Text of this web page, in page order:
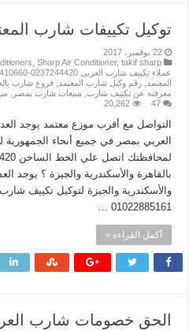
توكيل تكييفات شارب
22 نوفمبر، 2017
,Sharp Air Conditioner,takif sharp
عملاء تكييف شارب العربى 0237244420-01111410660
المعتمد
رقم وكيل شارب المعتمد فروع شارب
معرفته عن تكييف شارب, مبيعات شارب بمصر
47
20,262
التواصل مع أقرب موزع معتمد يوجد
العربي بمصر في جميع أنحاء
بالقاهرة والأسكندرية والجيزة ؟ يوجد
والأسكندرية والجيزة لتوكيل تكييف
01022885161 …
أكمل القراءة »